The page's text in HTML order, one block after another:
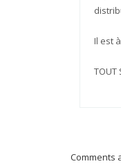
Il est
TOUT
Comments